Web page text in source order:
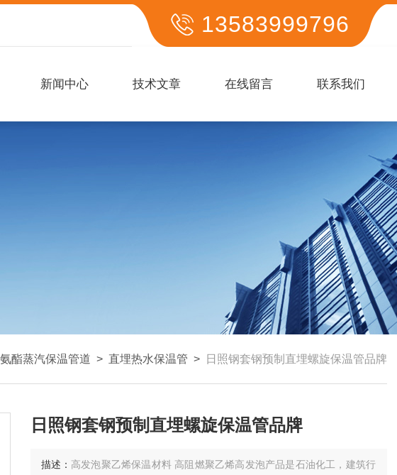
13583999796
新闻中心 技术文章 在线留言 联系我们
酯蒸汽保温管道 > 直埋热水保温管 > 日照钢套钢预制直埋螺旋保温管品牌
日照钢套钢预制直埋螺旋保温管品牌
描述： 高发泡聚乙烯保温材料 高阻燃聚乙烯高发泡产品是石油化工，建筑行